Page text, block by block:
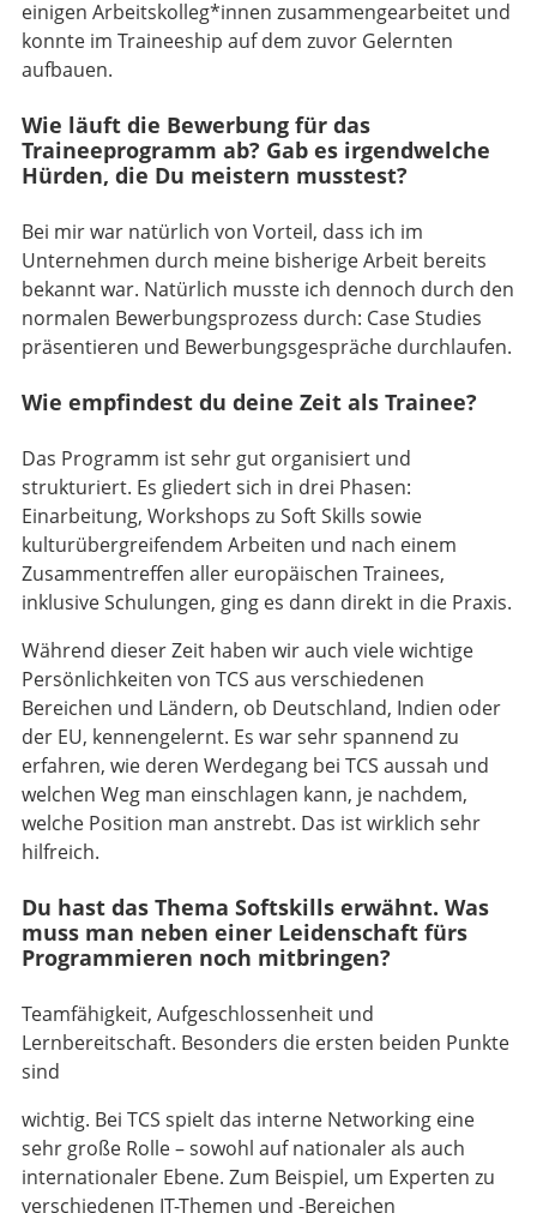
einigen Arbeitskolleg*innen zusammengearbeitet und
konnte im Traineeship auf dem zuvor Gelernten
aufbauen.
Wie läuft die Bewerbung für das
Traineeprogramm ab? Gab es irgendwelche
Hürden, die Du meistern musstest?
Bei mir war natürlich von Vorteil, dass ich im
Unternehmen durch meine bisherige Arbeit bereits
bekannt war. Natürlich musste ich dennoch durch den
normalen Bewerbungsprozess durch: Case Studies
präsentieren und Bewerbungsgespräche durchlaufen.
Wie empfindest du deine Zeit als Trainee?
Das Programm ist sehr gut organisiert und
strukturiert. Es gliedert sich in drei Phasen:
Einarbeitung, Workshops zu Soft Skills sowie
kulturübergreifendem Arbeiten und nach einem
Zusammentreffen aller europäischen Trainees,
inklusive Schulungen, ging es dann direkt in die Praxis.
Während dieser Zeit haben wir auch viele wichtige
Persönlichkeiten von TCS aus verschiedenen
Bereichen und Ländern, ob Deutschland, Indien oder
der EU, kennengelernt. Es war sehr spannend zu
erfahren, wie deren Werdegang bei TCS aussah und
welchen Weg man einschlagen kann, je nachdem,
welche Position man anstrebt. Das ist wirklich sehr
hilfreich.
Du hast das Thema Softskills erwähnt. Was
muss man neben einer Leidenschaft fürs
Programmieren noch mitbringen?
Teamfähigkeit, Aufgeschlossenheit und
Lernbereitschaft. Besonders die ersten beiden Punkte
sind
wichtig. Bei TCS spielt das interne Networking eine
sehr große Rolle – sowohl auf nationaler als auch
internationaler Ebene. Zum Beispiel, um Experten zu
verschiedenen IT-Themen und -Bereichen